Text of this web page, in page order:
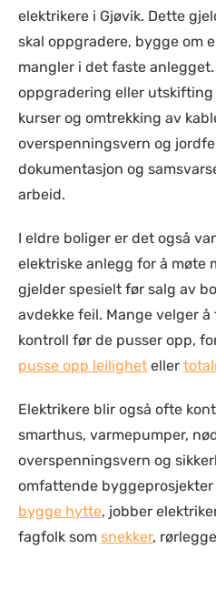
elektrikere i Gjøvik. Dette
skal oppgradere, bygge om
mangler i det faste
oppgradering eller utskifting
kurser og omtrekking av
overspenningsvern og
dokumentasjon og
arbeid.
I eldre boliger er det også
elektriske anlegg for å møte
gjelder spesielt før salg av
avdekke feil. Mange velger
kontroll før de pusser opp,
pusse opp leilighet eller
Elektrikere blir også ofte
smarthus, varmepumper,
overspenningsvern og
omfattende byggeprosjekter
bygge hytte, jobber
fagfolk som snekker,